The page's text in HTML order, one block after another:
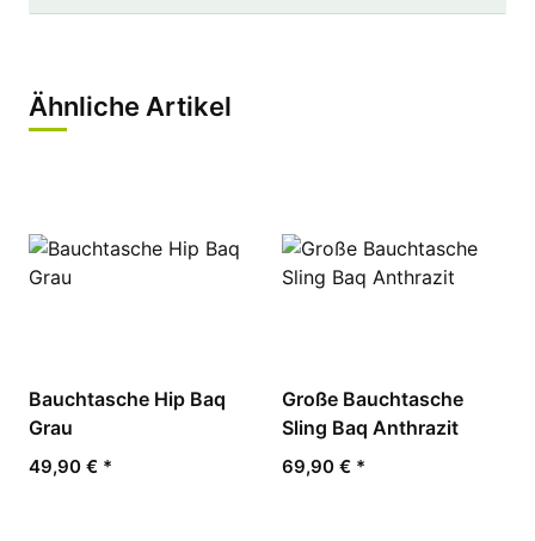
Ähnliche Artikel
Bauchtasche Hip Baq
Grau
49,90 € *
Große Bauchtasche
Sling Baq Anthrazit
69,90 € *